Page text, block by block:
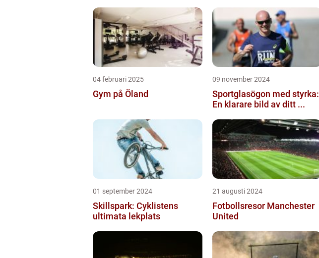
04 februari 2025
Gym på Öland
09 november 2024
Sportglasögon med styrka:
En klarare bild av ditt ...
01 september 2024
Skillspark: Cyklistens
ultimata lekplats
21 augusti 2024
Fotbollsresor Manchester
United